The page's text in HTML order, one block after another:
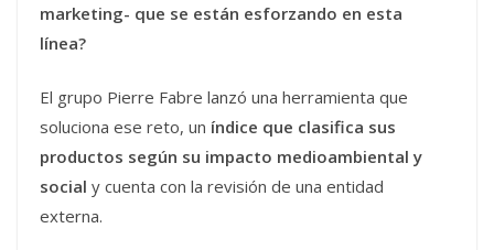
marketing- que se están esforzando en esta
línea?
El grupo Pierre Fabre lanzó una herramienta que
soluciona ese reto, un índice que clasifica sus
productos según su impacto medioambiental y
social y cuenta con la revisión de una entidad
externa.